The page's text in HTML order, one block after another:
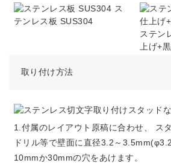
ス
テンレス板 SUS304
ステン
上げ+
取り付け方法
1.付属のレイアウト原稿に合わせ、 ス
ドリル等で壁面に直径3.2～
10mmか30mmの穴をあけます。